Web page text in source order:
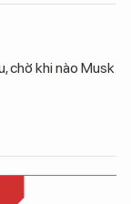
chờ khi nào Musk